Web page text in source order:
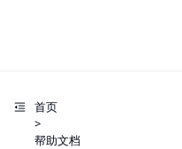
首页
>
帮助文档